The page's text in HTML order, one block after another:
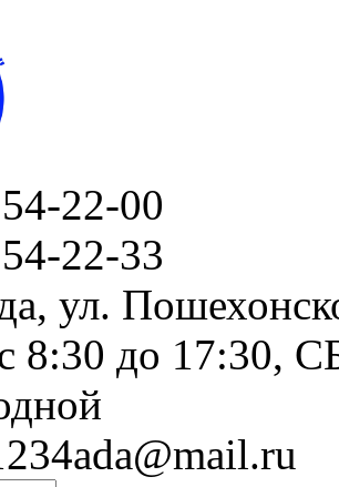
22-00
22-33
ул.
до 17:30,